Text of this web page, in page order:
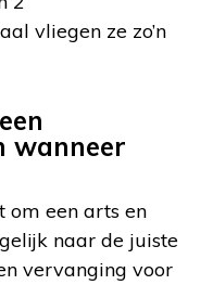
vliegen ze zo’n
wanneer
om een arts en
naar de juiste
vervanging voor